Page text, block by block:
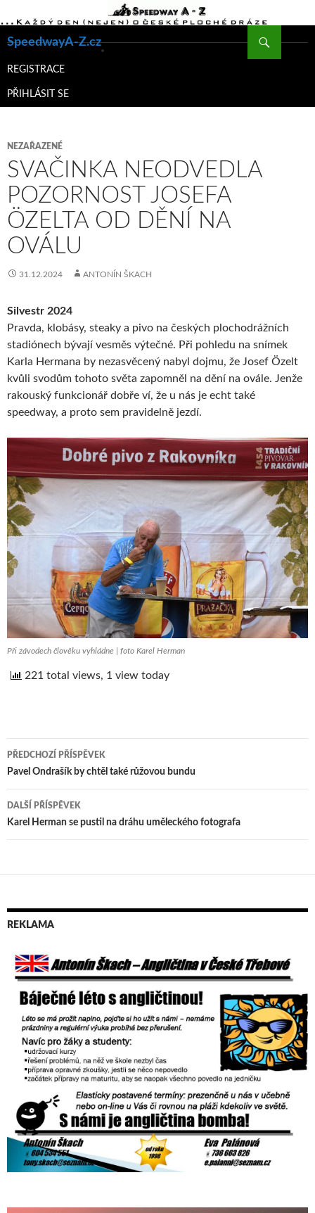
SpeedwayA-Z.cz
K
WEBU
REGISTRACE
PŘIHLÁSIT SE
NEZAŘAZENÉ
SVAČINKA NEODVEDLA
POZORNOST JOSEFA
ÖZELTA OD DĚNÍ NA
OVÁLU
31.12.2024 ANTONÍN ŠKACH
Silvestr 2024
Pravda, klobásy, steaky a pivo na českých plochodrážních
stadiónech bývají vesměs výtečné. Při pohledu na snímek
Karla Hermana by nezasvěcený nabyl dojmu, že Josef Özelt
kvůli svodům tohoto světa zapomněl na dění na ovále. Jenže
rakouský funkcionář dobře ví, že u nás je echt také
speedway, a proto sem pravidelně jezdí.
Při závodech člověku vyhládne | foto Karel Herman
221 total views, 1 view today
Navigace
pro
příspěvek
PŘEDCHOZÍ PŘÍSPĚVEK
Pavel Ondrašík by chtěl také růžovou bundu
DALŠÍ PŘÍSPĚVEK
Karel Herman se pustil na dráhu uměleckého fotografa
REKLAMA